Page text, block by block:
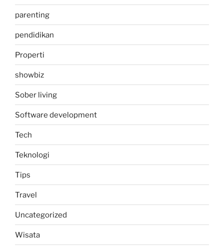
parenting
pendidikan
Properti
showbiz
Sober living
Software development
Tech
Teknologi
Tips
Travel
Uncategorized
Wisata